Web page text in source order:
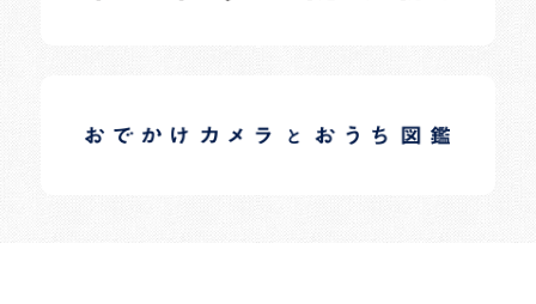
日常の様子など随時更新中です。